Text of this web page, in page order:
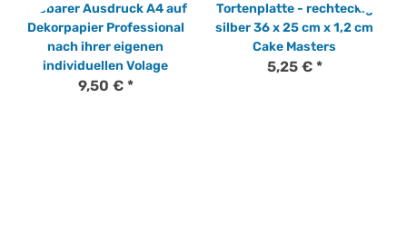
essbarer Ausdruck A4 auf
Dekorpapier Professional
nach ihrer eigenen
individuellen Volage
9,50 € *
Tortenplatte - rechteckig
silber 36 x 25 cm x 1,2 cm
Cake Masters
5,25 € *